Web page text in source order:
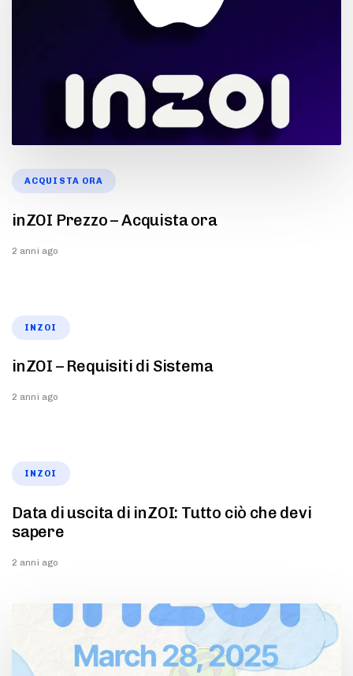
ACQUISTA ORA
inZOI Prezzo – Acquista ora
2 anni ago
INZOI
inZOI – Requisiti di Sistema
2 anni ago
INZOI
Data di uscita di inZOI: Tutto ciò che devi
sapere
2 anni ago